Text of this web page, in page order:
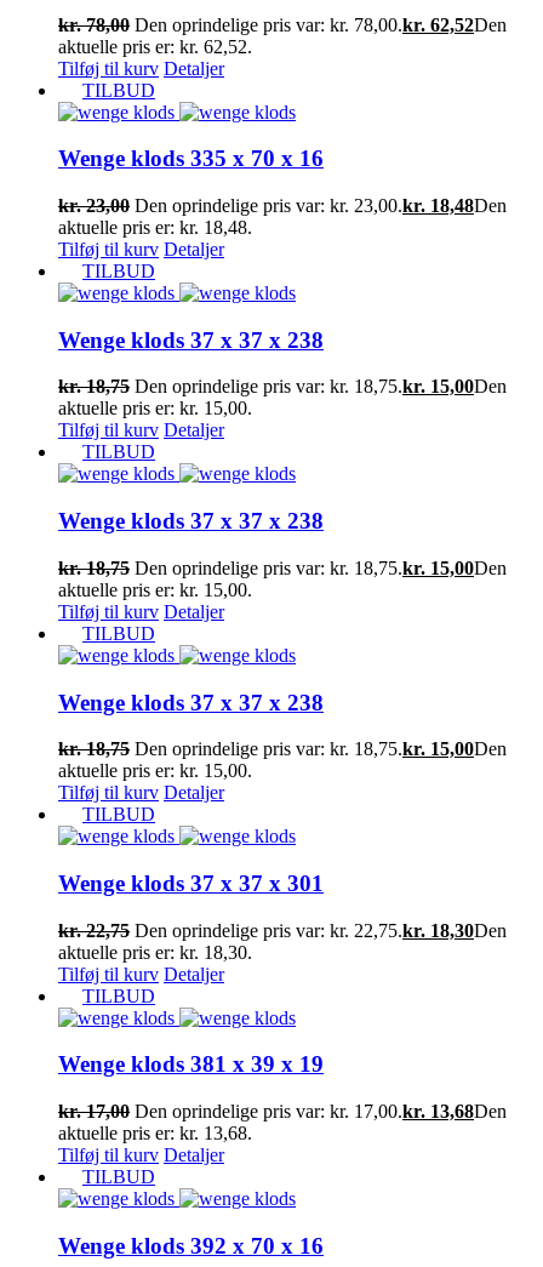
kr.78,00 Den oprindelige pris var: kr. 78,00.kr. 62,52Den
aktuelle pris er: kr. 62,52.
Tilføj til kurv Detaljer
TILBUD
Wenge klods 335 x 70 x 16
kr.23,00 Den oprindelige pris var: kr. 23,00.kr. 18,48Den
aktuelle pris er: kr. 18,48.
Tilføj til kurv Detaljer
TILBUD
Wenge klods 37 x 37 x 238
kr.18,75 Den oprindelige pris var: kr. 18,75.kr. 15,00Den
aktuelle pris er: kr. 15,00.
Tilføj til kurv Detaljer
TILBUD
Wenge klods 37 x 37 x 238
kr.18,75 Den oprindelige pris var: kr. 18,75.kr. 15,00Den
aktuelle pris er: kr. 15,00.
Tilføj til kurv Detaljer
TILBUD
Wenge klods 37 x 37 x 238
kr.18,75 Den oprindelige pris var: kr. 18,75.kr. 15,00Den
aktuelle pris er: kr. 15,00.
Tilføj til kurv Detaljer
TILBUD
Wenge klods 37 x 37 x 301
kr.22,75 Den oprindelige pris var: kr. 22,75.kr. 18,30Den
aktuelle pris er: kr. 18,30.
Tilføj til kurv Detaljer
TILBUD
Wenge klods 381 x 39 x 19
kr.17,00 Den oprindelige pris var: kr. 17,00.kr. 13,68Den
aktuelle pris er: kr. 13,68.
Tilføj til kurv Detaljer
TILBUD
Wenge klods 392 x 70 x 16